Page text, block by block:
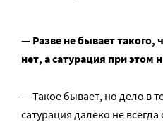
— Разве не бывает
нет, а сатурация при этом
— Такое бывает, но дело в
сатурация далеко не